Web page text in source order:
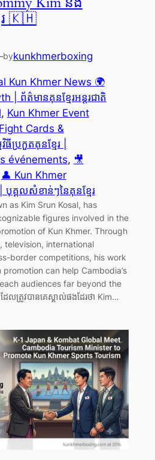
រ 🇰🇭
bykunkhmerboxing
Kun Khmer News 🌍
| ព័ត៌មានគុនខ្មែរអន្តរជាតិ
, Kun Khmer Event
Cards &
ប្រកួតគុនខ្មែរ |
événements, 🎥
👤 Kun Khmer
គ្គលសំខាន់ៗនៃគុនខ្មែរ
as Kim Srun Kosal, has
figures involved in the
of Kun Khmer. Through
international
border competitions, his work
can help Cambodia’s
audiences far beyond the
លត្រូវបានគេស្គាល់ផងដែរថា Kim…